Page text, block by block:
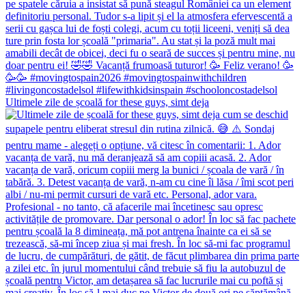
Ultimele zile de școală for these guys, simt deja